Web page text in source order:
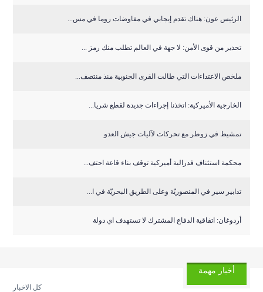
الرئيس عون: هناك تقدم إيجابي في مفاوضات روما في مس...
تحذير من قوى الأمن: لا جهة في العالم تطلب منك رمز ...
ملخص الاعتداءات التي طالت القرى الجنوبية منذ منتصف...
الخارجية الأميركية: اتخذنا إجراءات جديدة لقطع شريا...
تمشيط في زوطر مع تحركات لآليات جيش العدو
‏محكمة استئناف فدرالية أميركية توقف بناء قاعة احتف...
تدابير سير في المنصوريّة وعلى الطريق البحريّة في ا...
أردوغان: اتفاقية الدفاع المشترك لا تستهدف اي دولة
أخبار مهمة
كل الاخبار